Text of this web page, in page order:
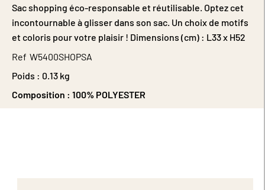
Sac shopping éco-responsable et réutilisable. Optez cet
incontournable à glisser dans son sac. Un choix de motifs
et coloris pour votre plaisir ! Dimensions (cm) : L33 x H52
Ref W5400SHOPSA
Poids : 0.13 kg
Composition : 100% POLYESTER